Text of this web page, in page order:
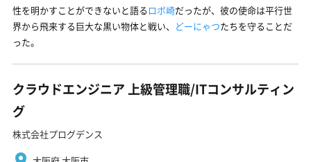
性を明かすことができないと語る ロボ崎だったが、彼の使命は平行世
界から飛来する巨大な黒い物体と戦い、 どーにゃつたちを守ることだ
った。
クラウドエンジニア 上級管理職/ITコンサルティン
グ
株式会社プログデンス